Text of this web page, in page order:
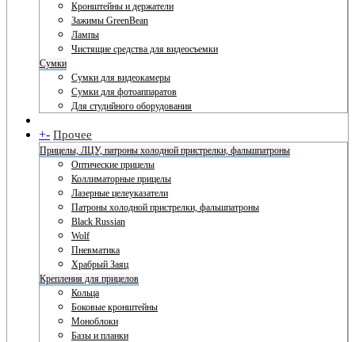
Кронштейны и держатели
Зажимы GreenBean
Лампы
Чистящие средства для видеосъемки
Сумки
Сумки для видеокамеры
Сумки для фотоаппаратов
Для студийного оборудования
+- Прочее
Прицелы, ЛЦУ, патроны холодной пристрелки, фальшпатроны
Оптические прицелы
Коллиматорные прицелы
Лазерные целеуказатели
Патроны холодной пристрелки, фальшпатроны
Black Russian
Wolf
Пневматика
Храбрый Заяц
Крепления для прицелов
Кольца
Боковые кронштейны
Моноблоки
Базы и планки